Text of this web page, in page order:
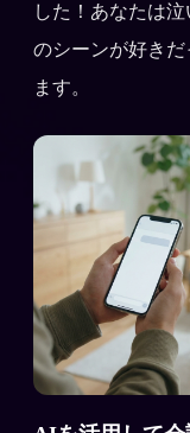
した！あなたは
のシーンが好き
ます。